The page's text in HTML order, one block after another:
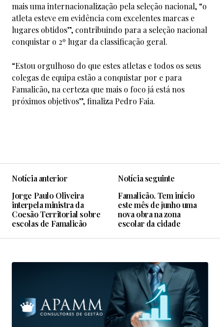
mais uma internacionalização pela seleção nacional, “o
atleta esteve em evidência com excelentes marcas e
lugares obtidos”, contribuindo para a seleção nacional
conquistar o 2º lugar da classificação geral.
“Estou orgulhoso do que estes atletas e todos os seus
colegas de equipa estão a conquistar por e para
Famalicão, na certeza que mais o foco já está nos
próximos objetivos”, finaliza Pedro Faia.
Notícia anterior
Jorge Paulo Oliveira
interpela ministra da
Coesão Territorial sobre
escolas de Famalicão
Notícia seguinte
Famalicão. Tem início
este mês de junho uma
nova obra na zona
escolar da cidade